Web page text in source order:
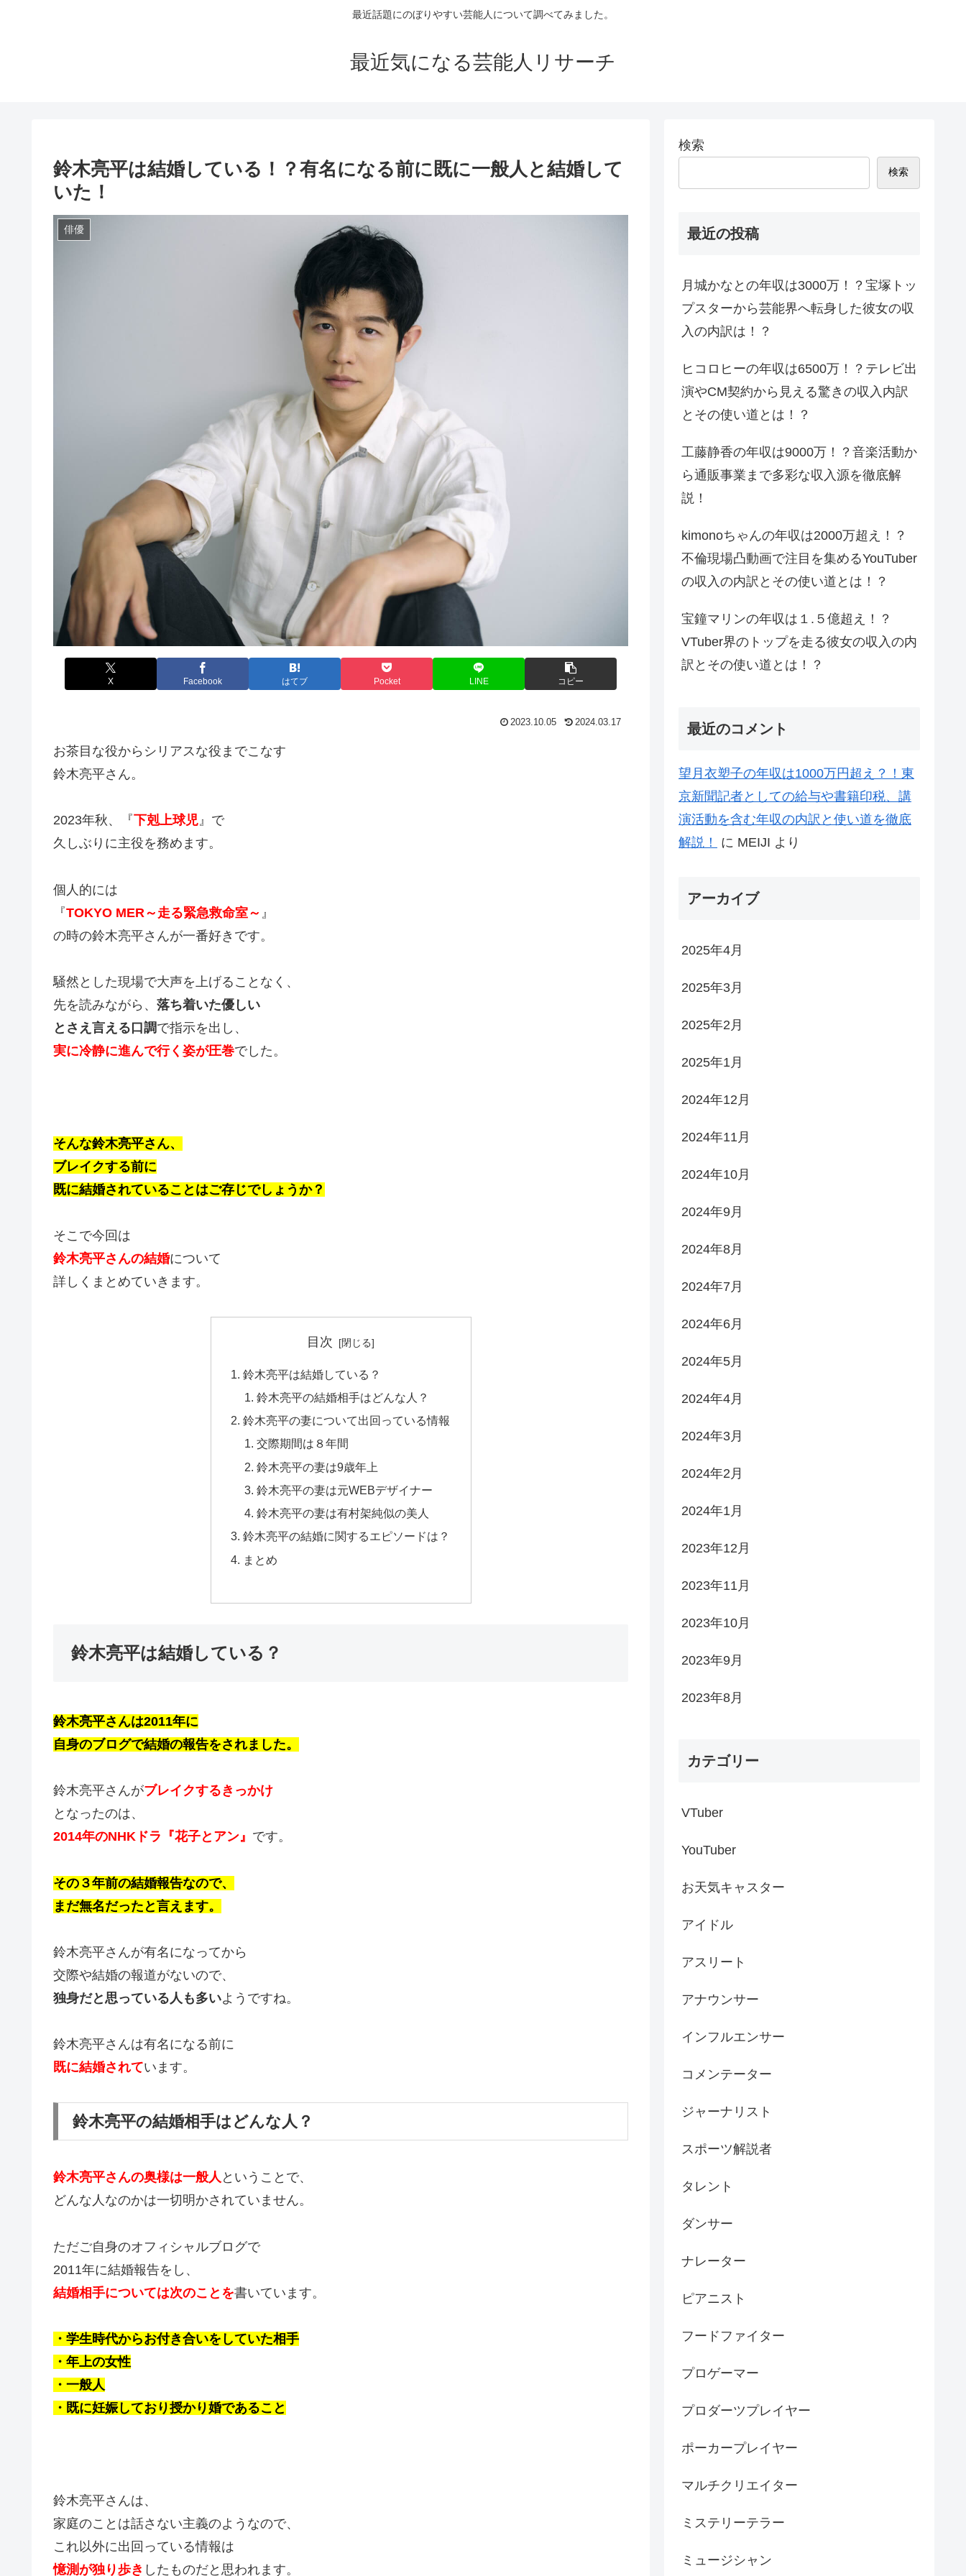
最近話題にのぼりやすい芸能人について調べてみました。
最近気になる芸能人リサーチ
鈴木亮平は結婚している！？有名になる前に既に一般人と結婚して
いた！
俳優
X Facebook はてブ Pocket LINE コピー
2023.10.05 2024.03.17
お茶目な役からシリアスな役までこなす
鈴木亮平さん。
2023年秋、『下剋上球児』で
久しぶりに主役を務めます。
個人的には
『TOKYO MER～走る緊急救命室～ 』
の時の鈴木亮平さんが一番好きです。
騒然とした現場で大声を上げることなく、
先を読みながら、 落ち着いた優しい
とさえ言える口調で指示を出し、
実に冷静に進んで行く姿が圧巻でした。
そんな鈴木亮平さん、
ブレイクする前に
既に結婚されていることはご存じでしょうか？
そこで今回は
鈴木亮平さんの結婚について
詳しくまとめていきます。
目次
鈴木亮平は結婚している？
鈴木亮平の結婚相手はどんな人？
鈴木亮平の妻について出回っている情報
交際期間は８年間
鈴木亮平の妻は9歳年上
鈴木亮平の妻は元WEBデザイナー
鈴木亮平の妻は有村架純似の美人
鈴木亮平の結婚に関するエピソードは？
まとめ
鈴木亮平は結婚している？
鈴木亮平さんは2011年に
自身のブログで結婚の報告をされました。
鈴木亮平さんがブレイクするきっかけ
となったのは、
2014年のNHKドラ『花子とアン』 です。
その３年前の結婚報告なので、
まだ無名だったと言えます。
鈴木亮平さんが有名になってから
交際や結婚の報道がないので、
独身だと思っている人も多いようですね。
鈴木亮平さんは有名になる前に
既に結婚されています。
鈴木亮平の結婚相手はどんな人？
鈴木亮平さんの奥様は一般人 ということで、
どんな人なのかは一切明かされていません。
ただご自身のオフィシャルブログで
2011年に結婚報告をし、
結婚相手については次のことを書いています。
・学生時代からお付き合いをしていた相手
・年上の女性
・一般人
・既に妊娠しており授かり婚であること
鈴木亮平さんは、
家庭のことは話さない主義のようなので、
これ以外に出回っている情報は
憶測が独り歩き したものだと思われます。
検索
検索
最近の投稿
月城かなとの年収は3000万！？宝塚トッ
プスターから芸能界へ転身した彼女の収
入の内訳は！？
ヒコロヒーの年収は6500万！？テレビ出
演やCM契約から見える驚きの収入内訳
とその使い道とは！？
工藤静香の年収は9000万！？音楽活動か
ら通販事業まで多彩な収入源を徹底解
説！
kimonoちゃんの年収は2000万超え！？
不倫現場凸動画で注目を集めるYouTuber
の収入の内訳とその使い道とは！？
宝鐘マリンの年収は１.５億超え！？
VTuber界のトップを走る彼女の収入の内
訳とその使い道とは！？
最近のコメント
望月衣塑子の年収は1000万円超え？！東
京新聞記者としての給与や書籍印税、講
演活動を含む年収の内訳と使い道を徹底
解説！
に MEIJI より
アーカイブ
2025年4月
2025年3月
2025年2月
2025年1月
2024年12月
2024年11月
2024年10月
2024年9月
2024年8月
2024年7月
2024年6月
2024年5月
2024年4月
2024年3月
2024年2月
2024年1月
2023年12月
2023年11月
2023年10月
2023年9月
2023年8月
カテゴリー
VTuber
YouTuber
お天気キャスター
アイドル
アスリート
アナウンサー
インフルエンサー
コメンテーター
ジャーナリスト
スポーツ解説者
タレント
ダンサー
ナレーター
ピアニスト
フードファイター
プロゲーマー
プロダーツプレイヤー
ポーカープレイヤー
マルチクリエイター
ミステリーテラー
ミュージシャン